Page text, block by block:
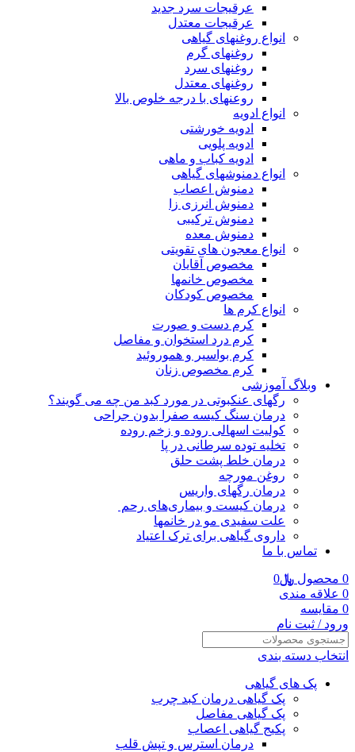
عرقیجات سرد جدید
عرقیجات معتدل
انواع روغنهای گیاهی
روغنهای گرم
روغنهای سرد
روغنهای معتدل
روعنهای با درجه خلوص بالا
انواع ادویه
ادویه خورشتی
ادویه پلویی
ادویه کباب و ماهی
انواع دمنوشهای گیاهی
دمنوش اعصاب
دمنوش انرزی زا
دمنوش ترکیبی
دمنوش معده
انواع معجون های تقویتی
مخصوص آقایان
مخصوص خانمها
مخصوص کودکان
انواع کرم ها
کرم دست و صورت
کرم درد استخوان و مفاصل
کرم بواسیر و هموروئید
کرم مخصوص زنان
وبلاگ آموزشی
رگهای عنکبوتی در مورد کبد من چه می گویند؟
درمان سنگ کیسه صفرا بدون جراحی
کولیت اسهالی روده و زخم روده
تخلیه توده سرطانی در پا
درمان خلط پشت حلق
روغن مورچه
درمان رگهای واریس
درمان کیست و بیماری‌های رحم
علت سفیدی مو در خانمها
داروی گیاهی برای ترک اعتیاد
تماس با ما
0 محصول ﷼0
0 علاقه مندی
0 مقایسه
ورود / ثبت نام
انتخاب دسته بندی
پک های گیاهی
پک گیاهی درمان کبد چرب
پک گیاهی مفاصل
پکیج گیاهی اعصاب
درمان استرس و تپش قلب